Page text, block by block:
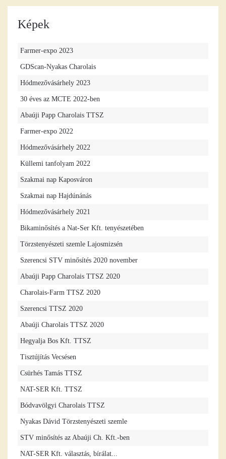
Képek
Farmer-expo 2023
GDScan-Nyakas Charolais
Hódmezővásárhely 2023
30 éves az MCTE 2022-ben
Abaúji Papp Charolais TTSZ
Farmer-expo 2022
Hódmezővásárhely 2022
Küllemi tanfolyam 2022
Szakmai nap Kaposváron
Szakmai nap Hajdúnánás
Hódmezővásárhely 2021
Bikaminősítés a Nat-Ser Kft. tenyészetében
Törzstenyészeti szemle Lajosmizsén
Szerencsi STV minősítés 2020 november
Abaúji Papp Charolais TTSZ 2020
Charolais-Farm TTSZ 2020
Szerencsi TTSZ 2020
Abaúji Charolais TTSZ 2020
Hegyalja Bos Kft. TTSZ
Tisztújítás Vecsésen
Csürhés Tamás TTSZ
NAT-SER Kft. TTSZ
Bódvavölgyi Charolais TTSZ
Nyakas Dávid Törzstenyészeti szemle
STV minősítés az Abaúji Ch. Kft.-ben
NAT-SER Kft. választás, bírálat...